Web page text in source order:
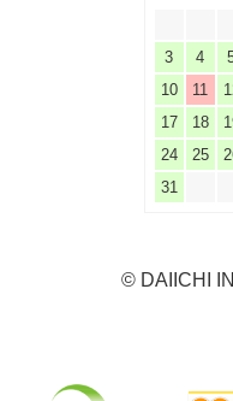
3
4
10
11
17
18
24
25
31
© DAIICHI